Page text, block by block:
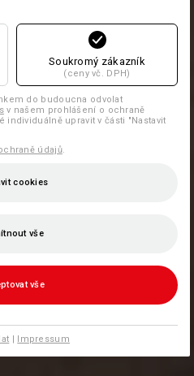
Soukromý zákazník
(ceny vč. DPH)
do budoucna odvolat
v našem prohlášení o ochraně
individuálně upravit v části "Nastavit
údajů.
cookies
vše
vše
| Impressum